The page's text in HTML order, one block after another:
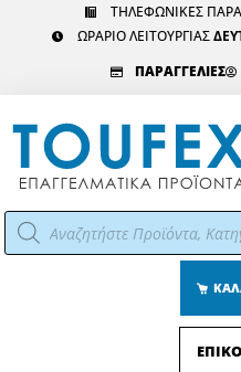
ΤΗΛΕΦΩΝΙΚΕΣ
ΩΡΑΡΙΟ ΛΕΙΤΟΥΡΓΙΑΣ
ΠΑΡΑΓΓΕΛΙΕΣ
Αναζήτηση
προϊόντων